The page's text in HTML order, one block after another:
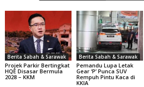
Berita Sabah & Sarawak
Projek Parkir Bertingkat
HQE Disasar Bermula
2028 – KKM
Berita Sabah & Sarawak
Pemandu Lupa Letak
Gear ‘P’ Punca SUV
Rempuh Pintu Kaca di
KKIA